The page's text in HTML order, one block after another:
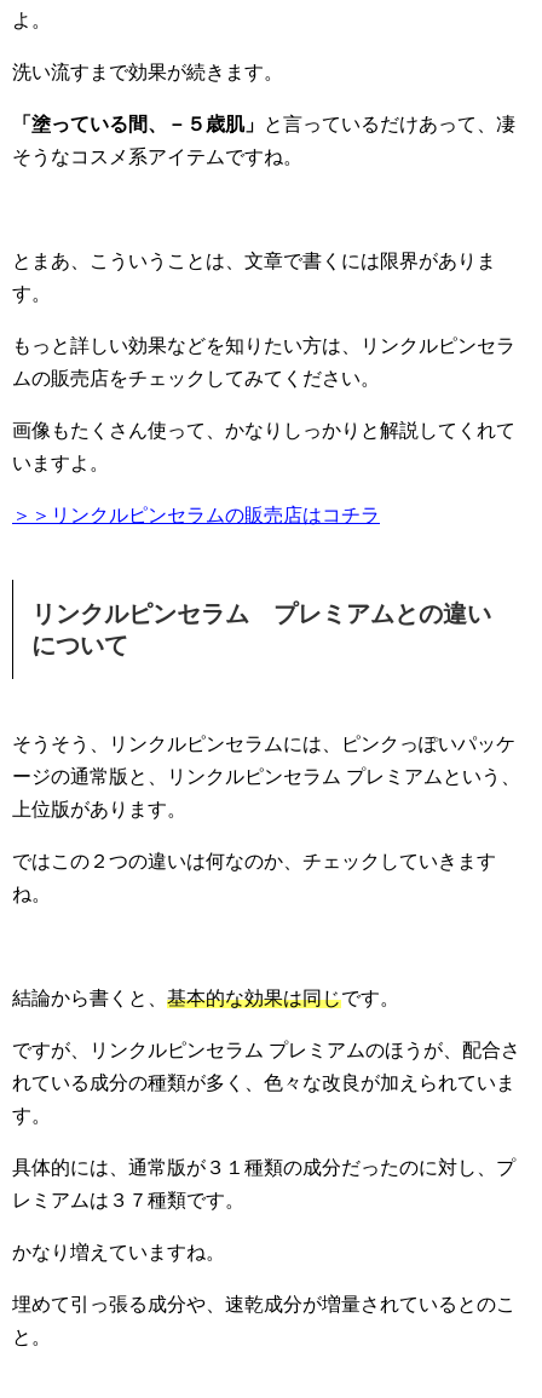
よ。
洗い流すまで効果が続きます。
「塗っている間、－５歳肌」 と言っているだけあって、凄
そうなコスメ系アイテムですね。
とまあ、こういうことは、文章で書くには限界がありま
す。
もっと詳しい効果などを知りたい方は、リンクルピンセラ
ムの販売店をチェックしてみてください。
画像もたくさん使って、かなりしっかりと解説してくれて
いますよ。
＞＞リンクルピンセラムの販売店はコチラ
リンクルピンセラム プレミアムとの違い
について
そうそう、リンクルピンセラムには、ピンクっぽいパッケ
ージの通常版と、リンクルピンセラム プレミアムという、
上位版があります。
ではこの２つの違いは何なのか、チェックしていきます
ね。
結論から書くと、 基本的な効果は同じです。
ですが、リンクルピンセラム プレミアムのほうが、配合さ
れている成分の種類が多く、色々な改良が加えられていま
す。
具体的には、通常版が３１種類の成分だったのに対し、プ
レミアムは３７種類です。
かなり増えていますね。
埋めて引っ張る成分や、速乾成分が増量されているとのこ
と。